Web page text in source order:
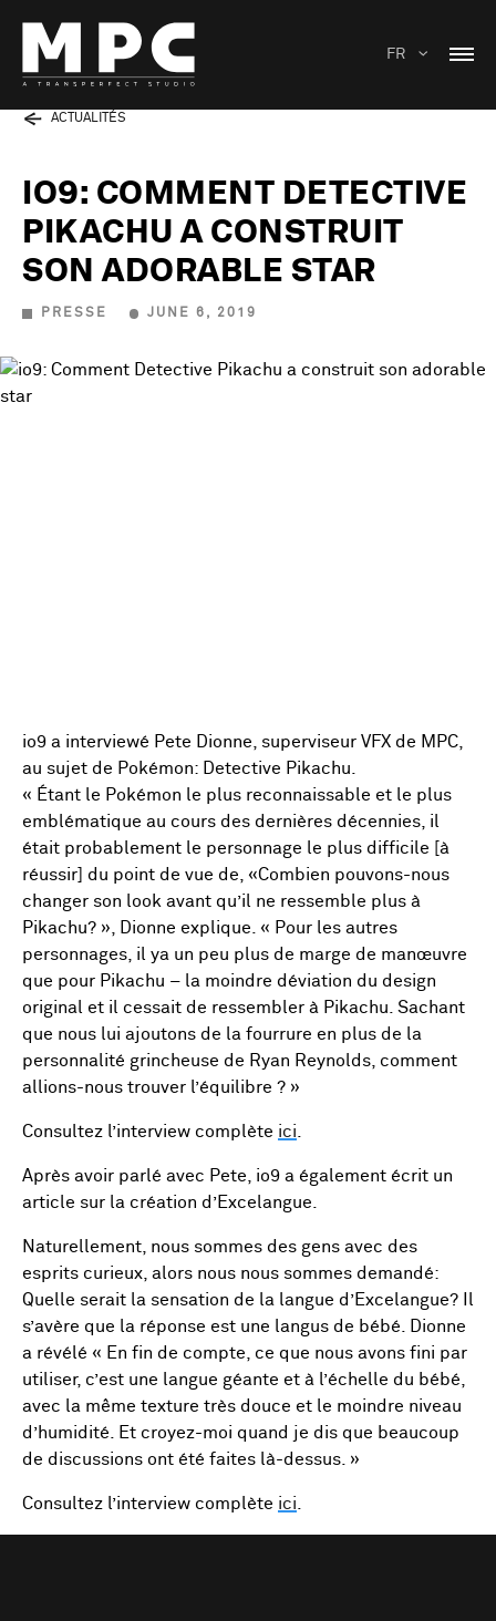
FR
ACTUALITÉS
IO9: COMMENT DETECTIVE
PIKACHU A CONSTRUIT
SON ADORABLE STAR
PRESSE JUNE 6, 2019
io9 a interviewé Pete Dionne, superviseur VFX de MPC,
au sujet de Pokémon: Detective Pikachu.
« Étant le Pokémon le plus reconnaissable et le plus
emblématique au cours des dernières décennies, il
était probablement le personnage le plus difficile [à
réussir] du point de vue de, «Combien pouvons-nous
changer son look avant qu’il ne ressemble plus à
Pikachu? », Dionne explique. « Pour les autres
personnages, il ya un peu plus de marge de manœuvre
que pour Pikachu – la moindre déviation du design
original et il cessait de ressembler à Pikachu. Sachant
que nous lui ajoutons de la fourrure en plus de la
personnalité grincheuse de Ryan Reynolds, comment
allions-nous trouver l’équilibre ? »
Consultez l’interview complète ici
Après avoir parlé avec Pete, io9 a également écrit un
article sur la création d’Excelangue.
Naturellement, nous sommes des gens avec des
esprits curieux, alors nous nous sommes demandé:
Quelle serait la sensation de la langue d’Excelangue? Il
s’avère que la réponse est une langus de bébé. Dionne
a révélé « En fin de compte, ce que nous avons fini par
utiliser, c’est une langue géante et à l’échelle du bébé,
avec la même texture très douce et le moindre niveau
d’humidité. Et croyez-moi quand je dis que beaucoup
de discussions ont été faites là-dessus. »
Consultez l’interview complète ici